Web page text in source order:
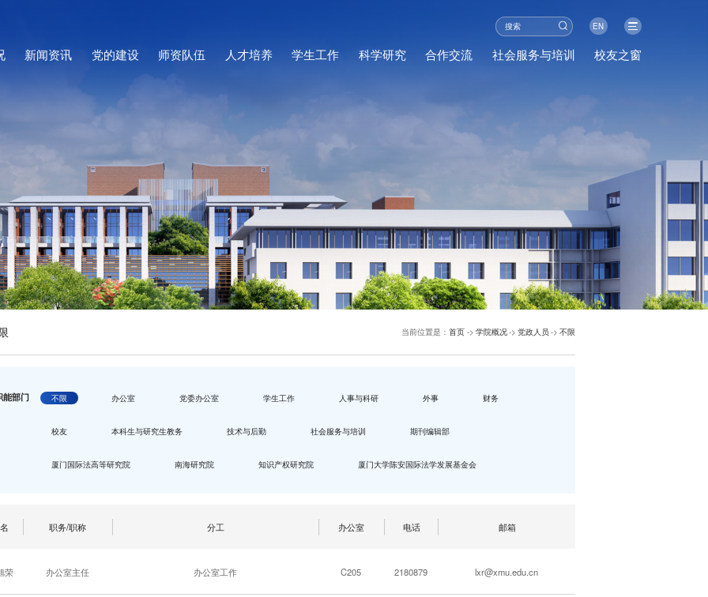
EN
新闻资讯 党的建设 师资队伍 人才培养 学生工作 科学研究 合作交流 社会服务与培训 校友之窗
当前位置是：首页 -> 学院概况-> 党政人员 -> 不限
能部门 不限 办公室 党委办公室 学生工作 人事与科研 外事 财务
校友 本科生与研究生教务 技术与后勤 社会服务与培训 期刊编辑部
厦门国际法高等研究院 南海研究院 知识产权研究院 厦门大学陈安国际法学发展基金会
职务/职称 分工 办公室 电话 邮箱
荣 办公室主任 办公室工作 C205 2180879 lxr@xmu.edu.cn